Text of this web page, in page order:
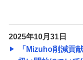
クレジットカード・デビット
ローン
2025年10月31日
「Mizuho削減貢